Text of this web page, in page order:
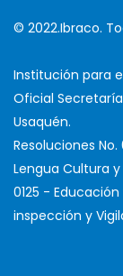
© 2022.Ibraco.
Institución para
Oficial
Usaquén.
Resoluciones
Lengua Cultura y
0125 -
inspección y